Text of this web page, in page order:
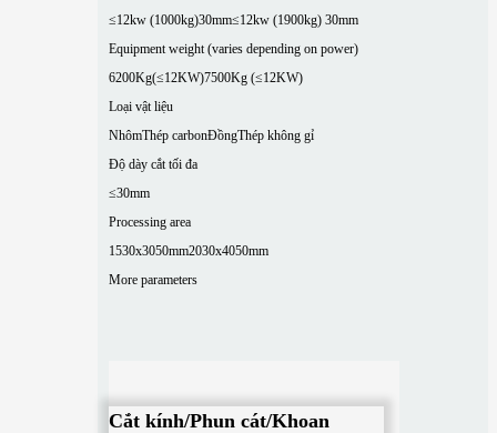
≤12kw (1000kg)30mm≤12kw (1900kg) 30mm
Equipment weight (varies depending on power)
6200Kg(≤12KW)7500Kg (≤12KW)
Loại vật liệu
NhômThép carbonĐồngThép không gỉ
Độ dày cắt tối đa
≤30mm
Processing area
1530x3050mm2030x4050mm
More parameters
Cắt kính/Phun cát/Khoan